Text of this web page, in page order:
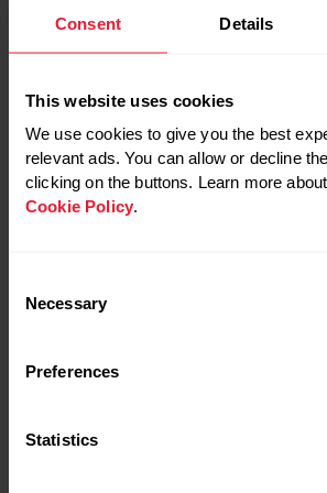
Consent Details
This website uses cookies
We use cookies to give you the best
relevant ads. You can allow or decline
clicking on the buttons. Learn more
Cookie Policy.
Selection
Necessary
Preferences
Statistics
MIMMI KOTKA EN
ROUTE VERS
CHAMONIX
La semaine prochaine,
Mimmi Kotka sera au
départ de l’UTMB comme
d’interviewer cet athlète
ACTUS POLAR
MIMMI KOTKA
NOS